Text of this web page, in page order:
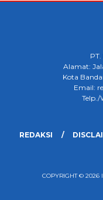
Alamat:
Kota
Email:
Telp./
REDAKSI
COPYRIGHT © 2026